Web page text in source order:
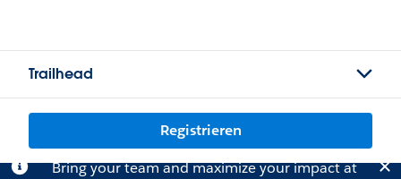
Trailhead
Registrieren
Bring your team and maximize your impact at